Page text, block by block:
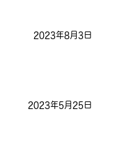
2023年8月3日
2023年5月25日